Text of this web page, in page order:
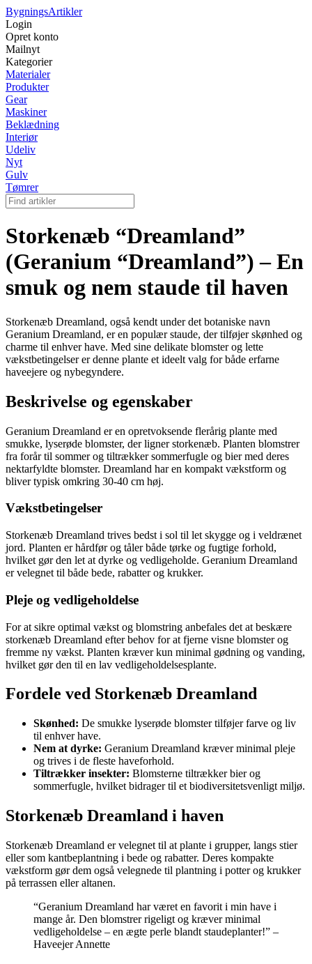
BygningsArtikler
Login
Opret konto
Mailnyt
Kategorier
Materialer
Produkter
Gear
Maskiner
Beklædning
Interiør
Udeliv
Nyt
Gulv
Tømrer
Storkenæb “Dreamland”
(Geranium “Dreamland”) – En
smuk og nem staude til haven
Storkenæb Dreamland, også kendt under det botaniske navn
Geranium Dreamland, er en populær staude, der tilføjer skønhed og
charme til enhver have. Med sine delikate blomster og lette
vækstbetingelser er denne plante et ideelt valg for både erfarne
haveejere og nybegyndere.
Beskrivelse og egenskaber
Geranium Dreamland er en opretvoksende flerårig plante med
smukke, lyserøde blomster, der ligner storkenæb. Planten blomstrer
fra forår til sommer og tiltrækker sommerfugle og bier med deres
nektarfyldte blomster. Dreamland har en kompakt vækstform og
bliver typisk omkring 30-40 cm høj.
Vækstbetingelser
Storkenæb Dreamland trives bedst i sol til let skygge og i veldrænet
jord. Planten er hårdfør og tåler både tørke og fugtige forhold,
hvilket gør den let at dyrke og vedligeholde. Geranium Dreamland
er velegnet til både bede, rabatter og krukker.
Pleje og vedligeholdelse
For at sikre optimal vækst og blomstring anbefales det at beskære
storkenæb Dreamland efter behov for at fjerne visne blomster og
fremme ny vækst. Planten kræver kun minimal gødning og vanding,
hvilket gør den til en lav vedligeholdelsesplante.
Fordele ved Storkenæb Dreamland
Skønhed: De smukke lyserøde blomster tilføjer farve og liv
til enhver have.
Nem at dyrke: Geranium Dreamland kræver minimal pleje
og trives i de fleste haveforhold.
Tiltrækker insekter: Blomsterne tiltrækker bier og
sommerfugle, hvilket bidrager til et biodiversitetsvenligt miljø.
Storkenæb Dreamland i haven
Storkenæb Dreamland er velegnet til at plante i grupper, langs stier
eller som kantbeplantning i bede og rabatter. Deres kompakte
vækstform gør dem også velegnede til plantning i potter og krukker
på terrassen eller altanen.
“Geranium Dreamland har været en favorit i min have i
mange år. Den blomstrer rigeligt og kræver minimal
vedligeholdelse – en ægte perle blandt staudeplanter!” –
Haveejer Annette